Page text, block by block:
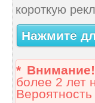
короткую
Нажмите
* Внимание!
более 2 лет